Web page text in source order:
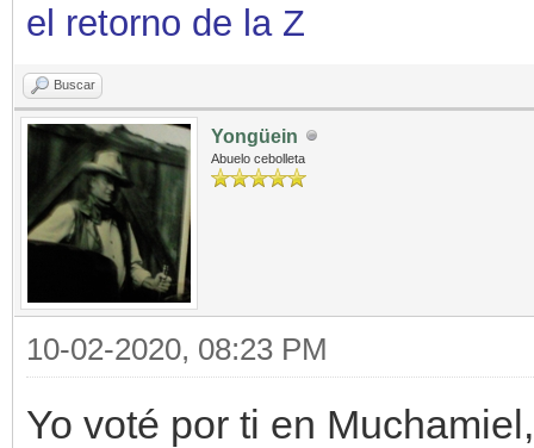
el retorno de la Z
Buscar
Yongüein
Abuelo cebolleta
10-02-2020, 08:23 PM
Yo voté por ti en